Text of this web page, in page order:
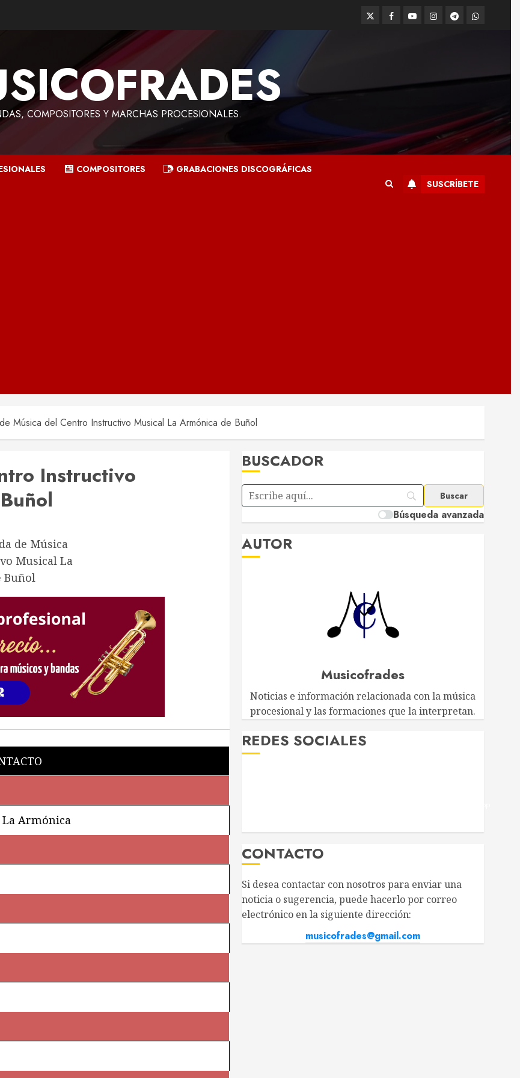
TwitterFacebook
YoutubeInstagram
TelegramWhatsApp
COMPOSITORES Y MARCHAS PROCESIONALES.
COMPOSITORES GRABACIONES DISCOGRÁFICAS
SUSCRÍBETE
Música del Centro Instructivo Musical La Armónica de Buñol
Instructivo
Armónica
BUSCADOR
Búsqueda avanzada
AUTOR
Musicofrades
Noticias e información relacionada con la música
procesional y las formaciones que la interpretan.
REDES SOCIALES
CONTACTO
Si desea contactar con nosotros para enviar una
noticia o sugerencia, puede hacerlo por correo
electrónico en la siguiente dirección:
musicofrades@gmail.com